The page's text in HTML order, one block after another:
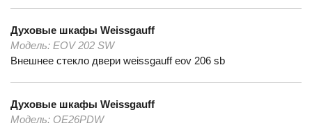
Духовые шкафы Weissgauff
Модель: EOV 202 SW
Внешнее стекло двери weissgauff eov 206 sb
Духовые шкафы Weissgauff
Модель: OE26PDW